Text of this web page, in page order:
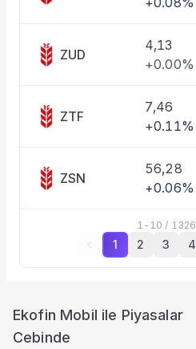
ZUD
4,13
+0.00%
ZTF
7,46
+0.11%
ZSN
56,28
+0.06%
1 - 10 / 1326
1 2 3 4
Ekofin Mobil ile Piyasalar
Cebinde